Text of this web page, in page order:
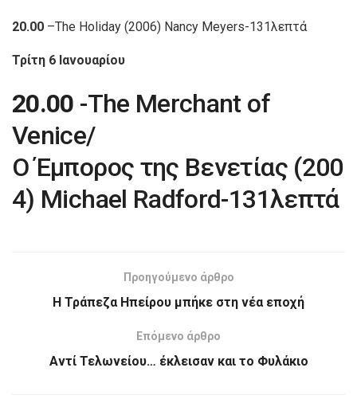
20.00 –The Holiday (2006) Nancy Meyers-131λεπτά
Τρίτη 6 Ιανουαρίου
20.00 -The Merchant of
Venice/
Ο Έμπορος της Βενετίας (200
4) Michael Radford-131λεπτά
Προηγούμενο άρθρο
Η Τράπεζα Ηπείρου μπήκε στη νέα εποχή
Επόμενο άρθρο
Αντί Τελωνείου… έκλεισαν και το Φυλάκιο